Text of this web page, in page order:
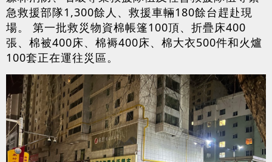
急救援部隊1,300餘人、救援車輛180餘台趕赴現
場。 第一批救災物資棉帳篷100頂、折疊床400
張、棉被400床、棉褥400床、棉大衣500件和火爐
100套正在運往災區。